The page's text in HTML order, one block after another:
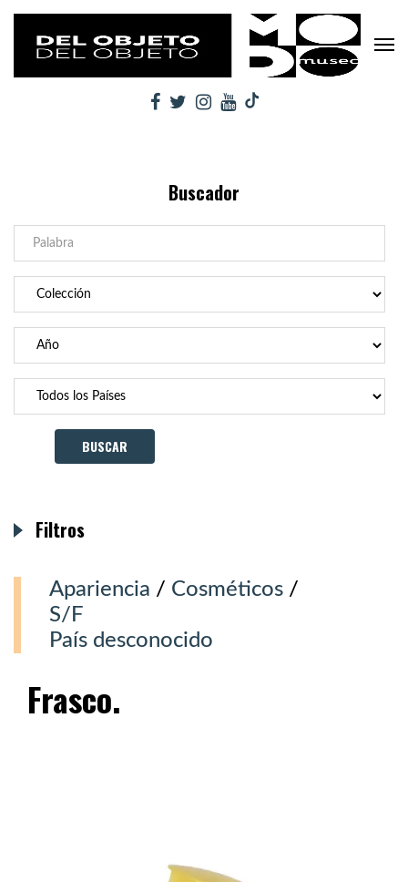
Buscador
Apariencia / Cosméticos /
S/F
País desconocido
Frasco.
Filtros